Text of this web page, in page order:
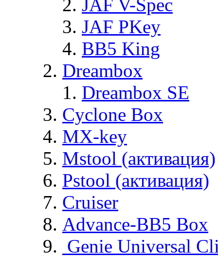
JAF V-Spec
JAF PKey
BB5 King
Dreambox
Dreambox SE
Cyclone Box
MX-key
Mstool (активация)
Pstool (активация)
Cruiser
Advance-BB5 Box
Genie Universal